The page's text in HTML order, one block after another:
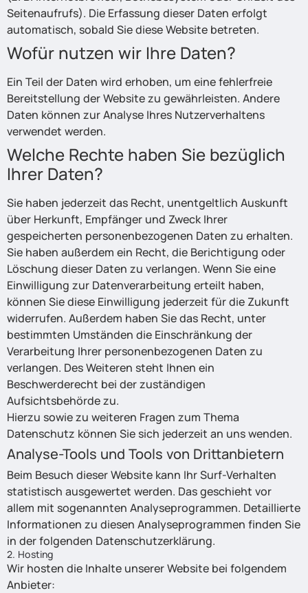
Seitenaufrufs). Die Erfassung dieser Daten erfolgt
automatisch, sobald Sie diese Website betreten.
Wofür nutzen wir Ihre Daten?
Ein Teil der Daten wird erhoben, um eine fehlerfreie
Bereitstellung der Website zu gewährleisten. Andere
Daten können zur Analyse Ihres Nutzerverhaltens
verwendet werden.
Welche Rechte haben Sie bezüglich
Ihrer Daten?
Sie haben jederzeit das Recht, unentgeltlich Auskunft
über Herkunft, Empfänger und Zweck Ihrer
gespeicherten personenbezogenen Daten zu erhalten.
Sie haben außerdem ein Recht, die Berichtigung oder
Löschung dieser Daten zu verlangen. Wenn Sie eine
Einwilligung zur Datenverarbeitung erteilt haben,
können Sie diese Einwilligung jederzeit für die Zukunft
widerrufen. Außerdem haben Sie das Recht, unter
bestimmten Umständen die Einschränkung der
Verarbeitung Ihrer personenbezogenen Daten zu
verlangen. Des Weiteren steht Ihnen ein
Beschwerderecht bei der zuständigen
Aufsichtsbehörde zu.
Hierzu sowie zu weiteren Fragen zum Thema
Datenschutz können Sie sich jederzeit an uns wenden.
Analyse-Tools und Tools von Drittanbietern
Beim Besuch dieser Website kann Ihr Surf-Verhalten
statistisch ausgewertet werden. Das geschieht vor
allem mit sogenannten Analyseprogrammen. Detaillierte
Informationen zu diesen Analyseprogrammen finden Sie
in der folgenden Datenschutzerklärung.
2. Hosting
Wir hosten die Inhalte unserer Website bei folgendem
Anbieter: